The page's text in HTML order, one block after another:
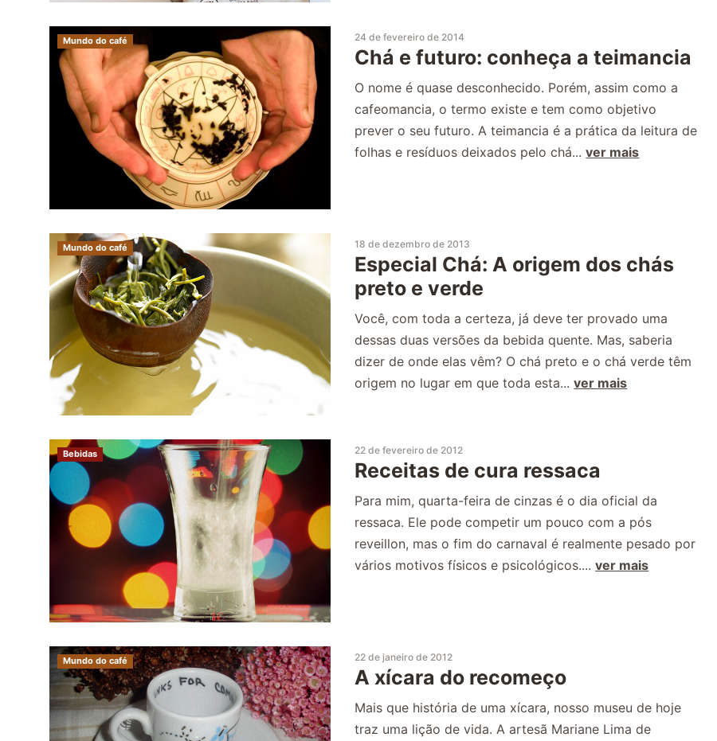
Mundo do café 24 de fevereiro de 2014
Chá e futuro: conheça a teimancia
O nome é quase desconhecido. Porém, assim como a
cafeomancia, o termo existe e tem como objetivo
prever o seu futuro. A teimancia é a prática da leitura de
folhas e resíduos deixados pelo chá...ver mais
Mundo do café 18 de dezembro de 2013
Especial Chá: A origem dos chás
preto e verde
Você, com toda a certeza, já deve ter provado uma
dessas duas versões da bebida quente. Mas, saberia
dizer de onde elas vêm? O chá preto e o chá verde têm
origem no lugar em que toda esta...ver mais
Bebidas 22 de fevereiro de 2012
Receitas de cura ressaca
Para mim, quarta-feira de cinzas é o dia oficial da
ressaca. Ele pode competir um pouco com a pós
reveillon, mas o fim do carnaval é realmente pesado por
vários motivos físicos e psicológicos....ver mais
Mundo do café 22 de janeiro de 2012
A xícara do recomeço
Mais que história de uma xícara, nosso museu de hoje
traz uma lição de vida. A artesã Mariane Lima de